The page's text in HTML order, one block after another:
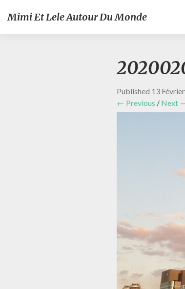
Mimi Et Lele Autour Du Monde
Published 13
← Previous / Next